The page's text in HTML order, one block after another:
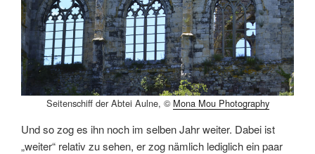
Seitenschiff der Abtei Aulne, © Mona Mou Photography
Und so zog es ihn noch im selben Jahr weiter. Dabei ist
„weiter“ relativ zu sehen, er zog nämlich lediglich ein paar